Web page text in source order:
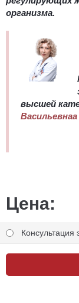
организма.
высшей
Васильевнаа
Цена:
Консультация